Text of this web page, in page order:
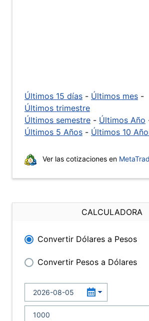
Últimos 15 días - Últimos mes -
Últimos trimestre
Últimos semestre - Últimos Año
Últimos 5 Años - Últimos 10
Ver las cotizaciones en
CALCULADORA
Convertir Dólares a Pesos
Convertir Pesos a Dólares